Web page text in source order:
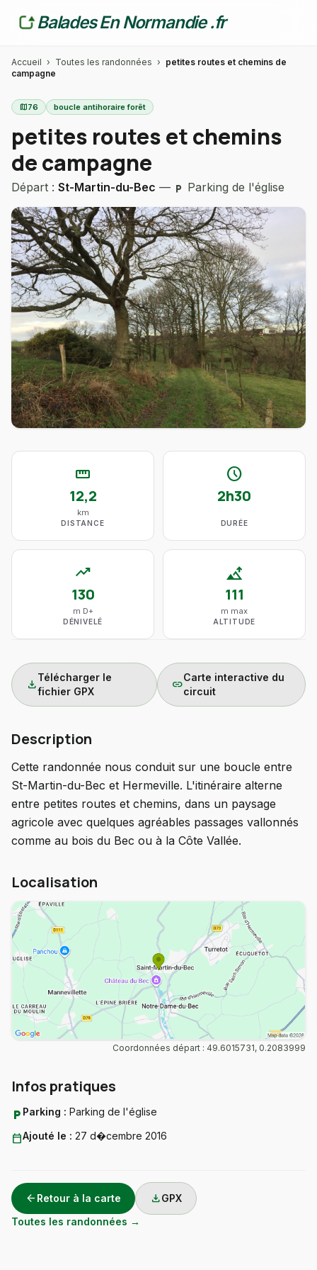
Balades En Normandie .fr
Accueil › Toutes les randonnées › petites routes et chemins de
campagne
map76 boucle antihoraire forêt
petites routes et chemins
de campagne
Départ : St-Martin-du-Bec — local_parking Parking de l'église
straighten
12,2
km
DISTANCE
schedule
2h30
DURÉE
trending_up
130
m D+
DÉNIVELÉ
altitude
111
m max
ALTITUDE
download
Télécharger le
fichier GPX
link
Carte interactive du
circuit
Description
Cette randonnée nous conduit sur une boucle entre
St-Martin-du-Bec et Hermeville. L'itinéraire alterne
entre petites routes et chemins, dans un paysage
agricole avec quelques agréables passages vallonnés
comme au bois du Bec ou à la Côte Vallée.
Localisation
Coordonnées départ : 49.6015731, 0.2083999
Infos pratiques
local_parking Parking : Parking de l'église
calendar_todayAjouté le : 27 d�cembre 2016
arrow_back Retour à la carte downloadGPX
Toutes les randonnées →